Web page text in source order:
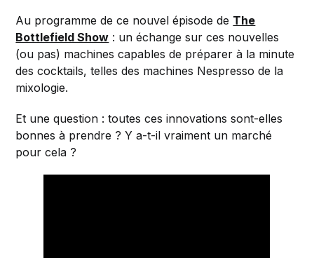
Au programme de ce nouvel épisode de The
Bottlefield Show : un échange sur ces nouvelles
(ou pas) machines capables de préparer à la minute
des cocktails, telles des machines Nespresso de la
mixologie.
Et une question : toutes ces innovations sont-elles
bonnes à prendre ? Y a-t-il vraiment un marché
pour cela ?